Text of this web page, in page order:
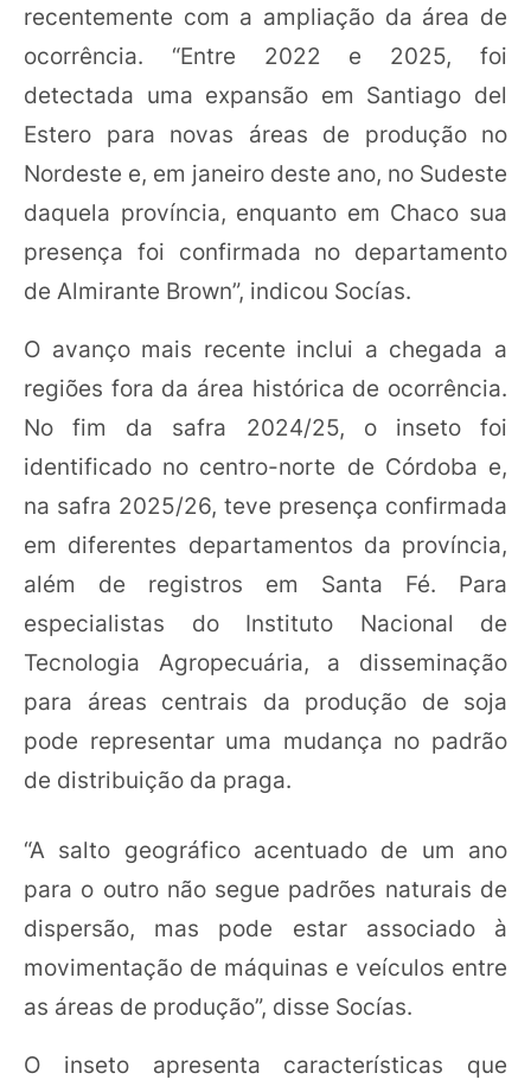
recentemente com a ampliação da área de
ocorrência. “Entre 2022 e 2025, foi
detectada uma expansão em Santiago del
Estero para novas áreas de produção no
Nordeste e, em janeiro deste ano, no Sudeste
daquela província, enquanto em Chaco sua
presença foi confirmada no departamento
de Almirante Brown”, indicou Socías.
O avanço mais recente inclui a chegada a
regiões fora da área histórica de ocorrência.
No fim da safra 2024/25, o inseto foi
identificado no centro-norte de Córdoba e,
na safra 2025/26, teve presença confirmada
em diferentes departamentos da província,
além de registros em Santa Fé. Para
especialistas do Instituto Nacional de
Tecnologia Agropecuária, a disseminação
para áreas centrais da produção de soja
pode representar uma mudança no padrão
de distribuição da praga.
“A salto geográfico acentuado de um ano
para o outro não segue padrões naturais de
dispersão, mas pode estar associado à
movimentação de máquinas e veículos entre
as áreas de produção”, disse Socías.
O inseto apresenta características que